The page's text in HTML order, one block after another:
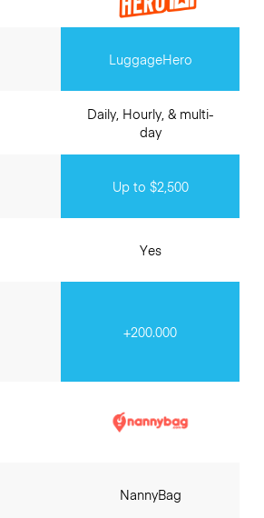
LuggageHero
Daily, Hourly, & multi-
day
Up to $2,500
Yes
+200.000
NannyBag